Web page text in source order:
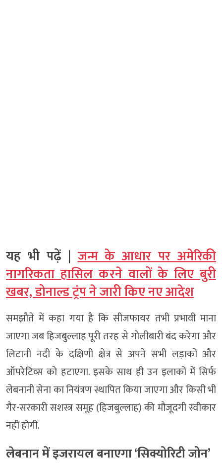
यह भी पढ़ें |जन्म के आधार पर अमेरिकी
नागरिकता हासिल करने वालों के लिए बुरी
खबर, डोनाल्ड ट्रंप ने जारी किए नए आदेश
समझौते में कहा गया है कि सीजफायर तभी प्रभावी माना
जाएगा जब हिजबुल्लाह पूरी तरह से गोलीबारी बंद करेगा और
लिटानी नदी के दक्षिणी क्षेत्र से अपने सभी लड़ाकों और
ऑपरेटिव्स को हटाएगा. इसके साथ ही उन इलाकों में सिर्फ
लेबनानी सेना का नियंत्रण स्थापित किया जाएगा और किसी भी
गैर-सरकारी सशस्त्र समूह (हिजबुल्लाह) की मौजूदगी स्वीकार
नहीं होगी.
लेबनान में इजरायल बनाएगा ‘सिक्योरिटी जोन’